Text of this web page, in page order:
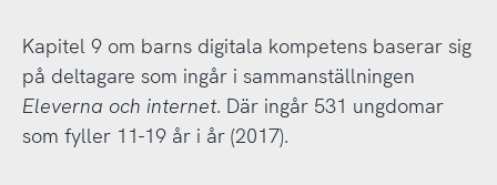
Kapitel 9 om barns digitala kompetens baserar sig
på deltagare som ingår i sammanställningen
Eleverna och internet. Där ingår 531 ungdomar
som fyller 11-19 år i år (2017).